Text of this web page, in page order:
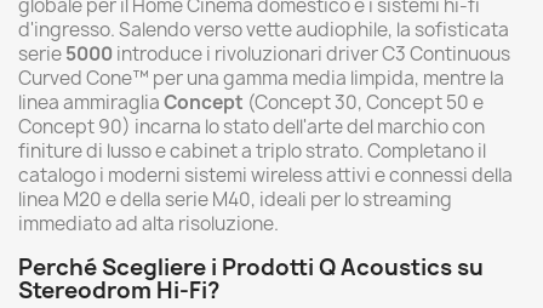
globale per il Home Cinema domestico e i sistemi hi-fi
d'ingresso. Salendo verso vette audiophile, la sofisticata
serie5000introduce i rivoluzionari driver C3 Continuous
Curved Cone™ per una gamma media limpida, mentre la
linea ammiragliaConcept (Concept 30, Concept 50 e
Concept 90) incarna lo stato dell'arte del marchio con
finiture di lusso e cabinet a triplo strato. Completano il
catalogo i moderni sistemi wireless attivi e connessi della
linea M20 e della serie M40, ideali per lo streaming
immediato ad alta risoluzione.
Perché Scegliere i Prodotti Q Acoustics su
Stereodrom Hi-Fi?